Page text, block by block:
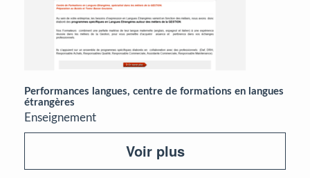
Performances langues, centre de formations en langues
étrangères
Enseignement
Voir plus